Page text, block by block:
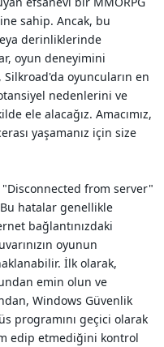
sahip. Ancak, bu
derinliklerinde
oyun deneyimini
oyuncuların en
nedenlerini ve
ele alacağız. Amacımız,
yaşamanız için size
"Disconnected from server"
hatalar genellikle
bağlantınızdaki
oyunun
İlk olarak,
emin olun ve
Windows Güvenlik
programını geçici olarak
edip etmediğini kontrol